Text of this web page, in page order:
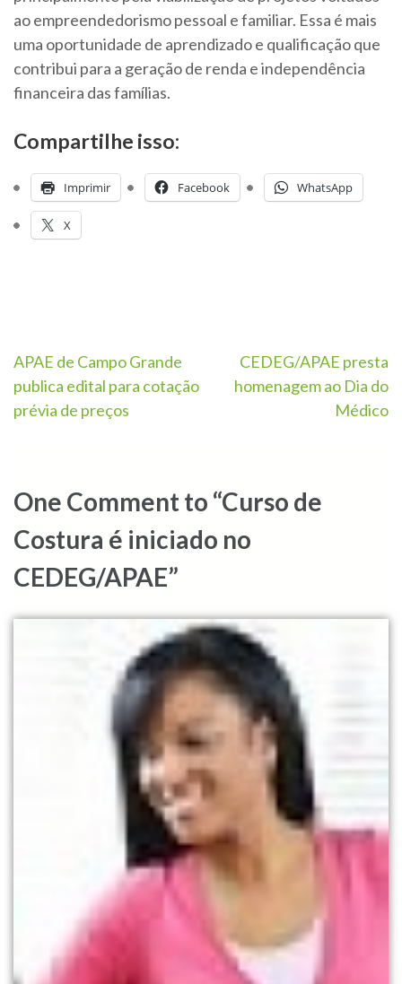
ao empreendedorismo pessoal e familiar. Essa é mais
uma oportunidade de aprendizado e qualificação que
contribui para a geração de renda e independência
financeira das famílias.
Compartilhe isso:
Imprimir Facebook WhatsApp
X
APAE de Campo Grande
publica edital para cotação
prévia de preços
CEDEG/APAE presta
homenagem ao Dia do
Médico
One Comment to “Curso de
Costura é iniciado no
CEDEG/APAE”